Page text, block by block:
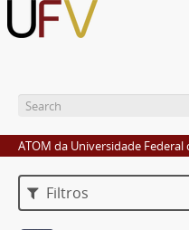
ATOM da Universidade Federal
Filtros